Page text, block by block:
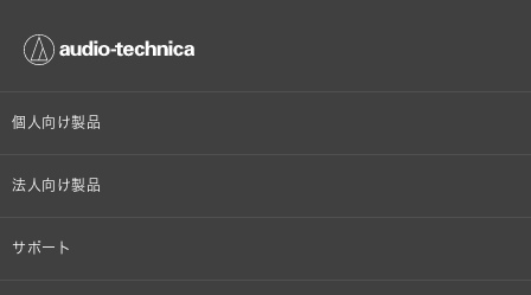
個人向け製品
オンラインストア限定
法人向け製品
設備音響機器
サポート